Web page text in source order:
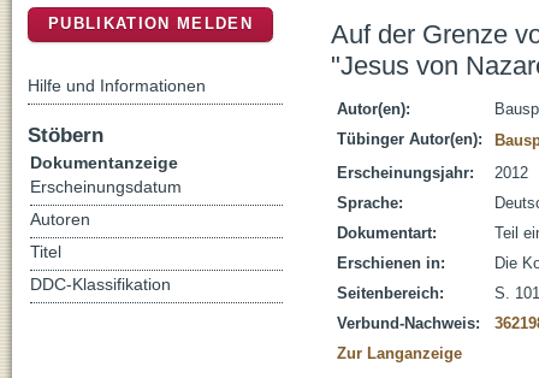
Auf der Grenze
"Jesus von
Autor(en):
Tübinger Autor(en):
Erscheinungsjahr:
2012
Sprache:
Dokumentart:
Teil
Erschienen in:
Die
Seitenbereich:
S.
Verbund-Nachweis:
Zur Langanzeige
PUBLIKATION MELDEN
Hilfe und Informationen
Stöbern
Dokumentanzeige
Erscheinungsdatum
Autoren
Titel
DDC-Klassifikation